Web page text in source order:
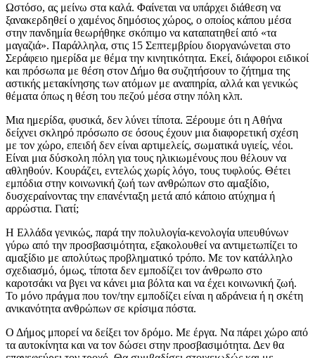
Ωστόσο, ας μείνω στα καλά. Φαίνεται να υπάρχει διάθεση να
ξανακερδηθεί ο χαμένος δημόσιος χώρος, ο οποίος κάπου μέσα
στην πανδημία θεωρήθηκε σκόπιμο να καταπατηθεί από «τα
μαγαζιά». Παράλληλα, στις 15 Σεπτεμβρίου διοργανώνεται στο
Σεράφειο ημερίδα με θέμα την κινητικότητα. Εκεί, διάφοροι ειδικοί
και πρόσωπα με θέση στον Δήμο θα συζητήσουν το ζήτημα της
αστικής μετακίνησης των ατόμων με αναπηρία, αλλά και γενικώς
θέματα όπως η θέση του πεζού μέσα στην πόλη κλπ.
Μια ημερίδα, φυσικά, δεν λύνει τίποτα. Ξέρουμε ότι η Αθήνα
δείχνει σκληρό πρόσωπο σε όσους έχουν μια διαφορετική σχέση
με τον χώρο, επειδή δεν είναι αρτιμελείς, σωματικά υγιείς, νέοι.
Είναι μια δύσκολη πόλη για τους ηλικιωμένους που θέλουν να
αθληθούν. Κουράζει, εντελώς χωρίς λόγο, τους τυφλούς. Θέτει
εμπόδια στην κοινωνική ζωή των ανθρώπων στο αμαξίδιο,
δυσχεραίνοντας την επανένταξη μετά από κάποιο ατύχημα ή
αρρώστια. Γιατί;
Η Ελλάδα γενικώς, παρά την πολυλογία-κενολογία υπευθύνων
γύρω από την προσβασιμότητα, εξακολουθεί να αντιμετωπίζει το
αμαξίδιο με απολύτως προβληματικό τρόπο. Με τον κατάλληλο
σχεδιασμό, όμως, τίποτα δεν εμποδίζει τον άνθρωπο στο
καροτσάκι να βγει να κάνει μια βόλτα και να έχει κοινωνική ζωή.
Το μόνο πράγμα που τον/την εμποδίζει είναι η αδράνεια ή η σκέτη
ανικανότητα ανθρώπων σε κρίσιμα πόστα.
Ο Δήμος μπορεί να δείξει τον δρόμο. Με έργα. Να πάρει χώρο από
τα αυτοκίνητα και να τον δώσει στην προσβασιμότητα. Δεν θα